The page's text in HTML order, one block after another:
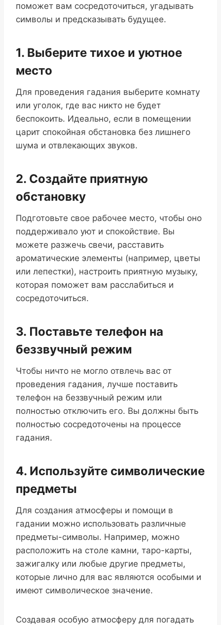
поможет вам сосредоточиться, угадывать
символы и предсказывать будущее.
1. Выберите тихое и уютное
место
Для проведения гадания выберите комнату
или уголок, где вас никто не будет
беспокоить. Идеально, если в помещении
царит спокойная обстановка без лишнего
шума и отвлекающих звуков.
2. Создайте приятную
обстановку
Подготовьте свое рабочее место, чтобы оно
поддерживало уют и спокойствие. Вы
можете разжечь свечи, расставить
ароматические элементы (например, цветы
или лепестки), настроить приятную музыку,
которая поможет вам расслабиться и
сосредоточиться.
3. Поставьте телефон на
беззвучный режим
Чтобы ничто не могло отвлечь вас от
проведения гадания, лучше поставить
телефон на беззвучный режим или
полностью отключить его. Вы должны быть
полностью сосредоточены на процессе
гадания.
4. Используйте символические
предметы
Для создания атмосферы и помощи в
гадании можно использовать различные
предметы-символы. Например, можно
расположить на столе камни, таро-карты,
зажигалку или любые другие предметы,
которые лично для вас являются особыми и
имеют символическое значение.
Создавая особую атмосферу для погадать